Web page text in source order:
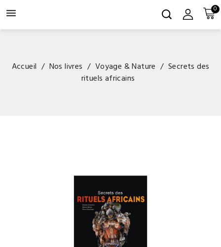
 0
Accueil Nos livres Voyage & Nature
Secrets des
rituels africains